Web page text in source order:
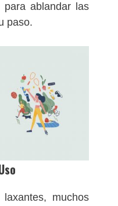
ablandar las
paso.
muchos